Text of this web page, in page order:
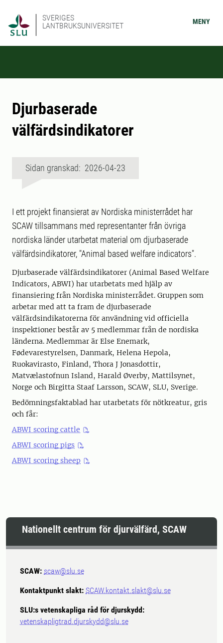
SVERIGES
LANTBRUKSUNIVERSITET
MENY
Djurbaserade
välfärdsindikatorer
Sidan granskad: 2026-04-23
I ett projekt finansierat av Nordiska ministerrådet har
SCAW tillsammans med representanter från övriga
nordiska länder utarbetat material om djurbaserade
välfärdsindikatorer, "Animal based welfare indicators".
Djurbaserade välfärdsindikatorer (Animal Based Welfare
Indicators, ABWI) har utarbetats med hjälp av
finansiering från Nordiska ministerrådet. Gruppen som
arbetar med att ta fram de djurbaserade
välfärdsindikatorerna för användning vid officiella
inspektioner består av 5 medlemmar från de nordiska
länderna. Medlemmar är Else Enemark,
Fødevarestyrelsen, Danmark, Helena Hepola,
Ruokavirasto, Finland, Thora J Jonasdottir,
Matvælastofnun Island, Harald Øverby, Mattilsynet,
Norge och Birgitta Staaf Larsson, SCAW, SLU, Sverige.
Bedömningsfaktablad har utarbetats för nötkreatur, gris
och får:
ABWI scoring cattle
ABWI scoring pigs
ABWI scoring sheep
Nationellt centrum för djurvälfärd, SCAW
SCAW: scaw@slu.se
Kontaktpunkt slakt: SCAW.kontakt.slakt@slu.se
SLU:s vetenskapliga råd för djurskydd:
vetenskapligtrad.djurskydd@slu.se